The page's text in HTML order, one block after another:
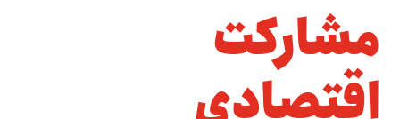
مشارکت